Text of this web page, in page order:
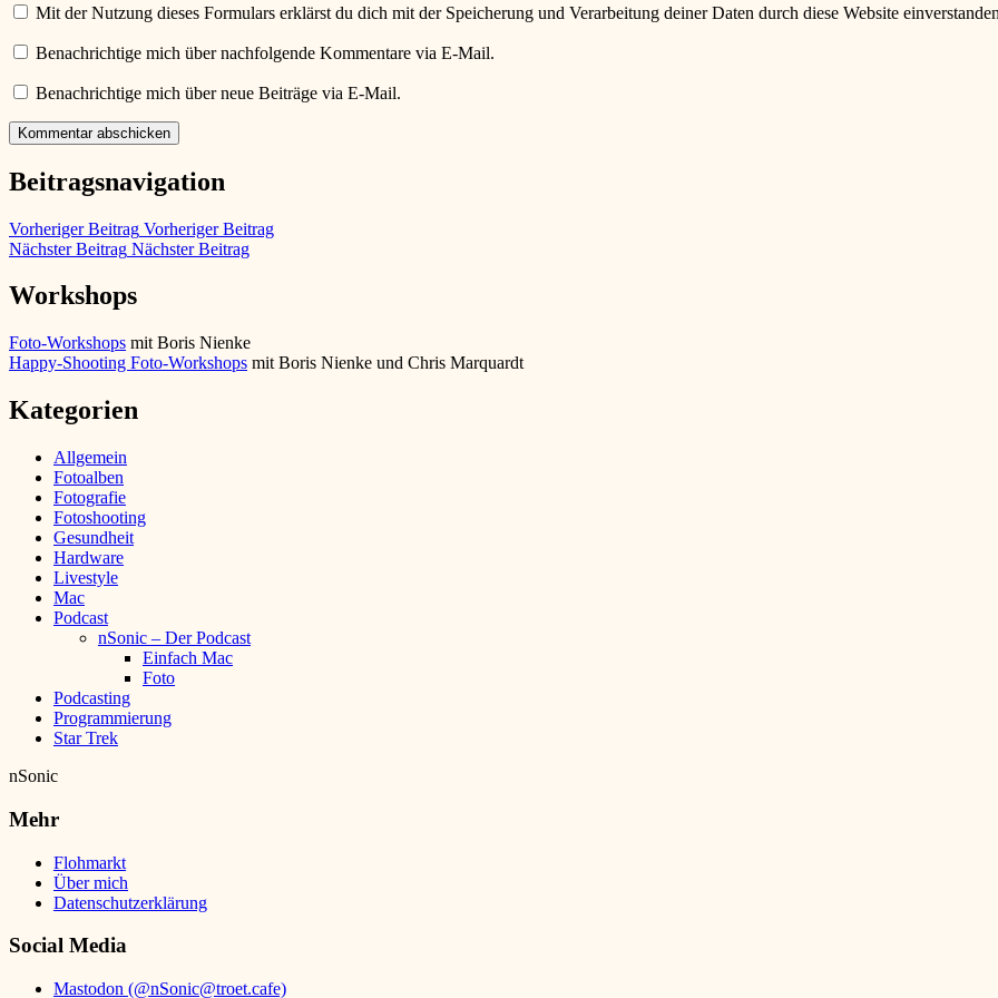
Mit der Nutzung dieses Formulars erklärst du dich mit der Speicherung und Verarbeitung deiner Daten durch diese Website
Benachrichtige mich über nachfolgende Kommentare via E-Mail.
Benachrichtige mich über neue Beiträge via E-Mail.
Beitragsnavigation
Vorheriger Beitrag Vorheriger Beitrag
Nächster Beitrag Nächster Beitrag
Workshops
Foto-Workshops mit Boris Nienke
Happy-Shooting Foto-Workshops mit Boris Nienke und Chris Marquardt
Kategorien
Allgemein
Fotoalben
Fotografie
Fotoshooting
Gesundheit
Hardware
Livestyle
Mac
Podcast
nSonic – Der Podcast
Einfach Mac
Foto
Podcasting
Programmierung
Star Trek
nSonic
Mehr
Flohmarkt
Über mich
Datenschutzerklärung
Social Media
Mastodon (@nSonic@troet.cafe)